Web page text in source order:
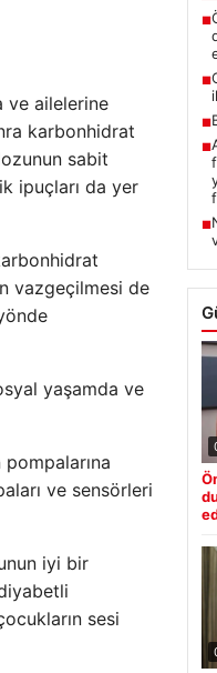
ve ailelerine
karbonhidrat
sabit
ipuçları da yer
vazgeçilmesi de
yaşamda ve
ve sensörleri
iyi bir
sesi
■
■
■
■
■